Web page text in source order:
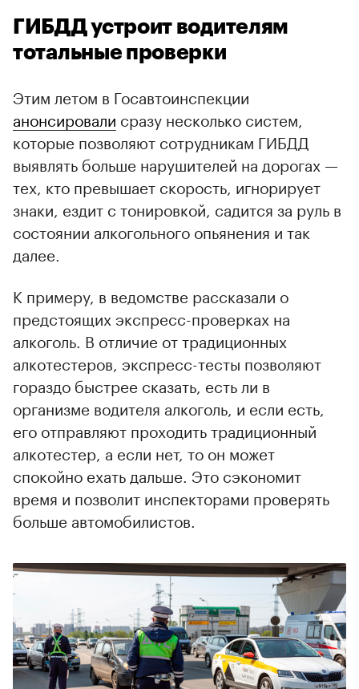
ГИБДД устроит водителям
тотальные проверки
Этим летом в Госавтоинспекции
анонсировали сразу несколько систем,
которые позволяют сотрудникам ГИБДД
выявлять больше нарушителей на дорогах —
тех, кто превышает скорость, игнорирует
знаки, ездит с тонировкой, садится за руль в
состоянии алкогольного опьянения и так
далее.
К примеру, в ведомстве рассказали о
предстоящих экспресс-проверках на
алкоголь. В отличие от традиционных
алкотестеров, экспресс-тесты позволяют
гораздо быстрее сказать, есть ли в
организме водителя алкоголь, и если есть,
его отправляют проходить традиционный
алкотестер, а если нет, то он может
спокойно ехать дальше. Это сэкономит
время и позволит инспекторами проверять
больше автомобилистов.